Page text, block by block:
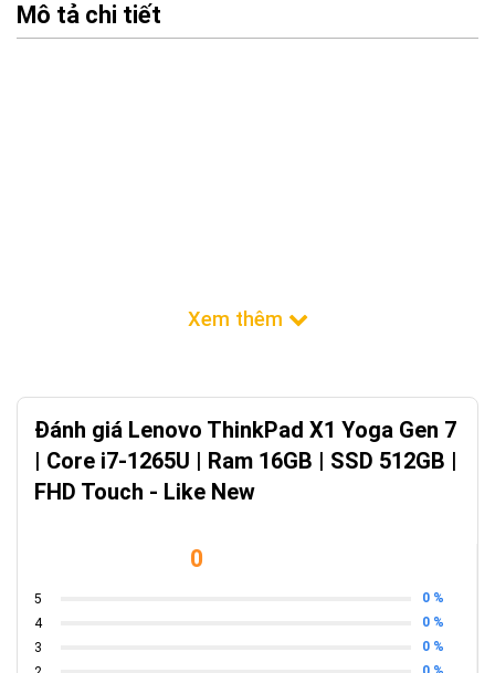
Mô tả chi tiết
Đánh giá Lenovo ThinkPad X1 Yoga Gen 7
| Core i7-1265U | Ram 16GB | SSD 512GB |
FHD Touch - Like New
0
5
0 %
4
0 %
3
0 %